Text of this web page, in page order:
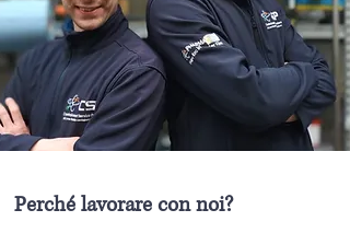
Perché lavorare con noi?